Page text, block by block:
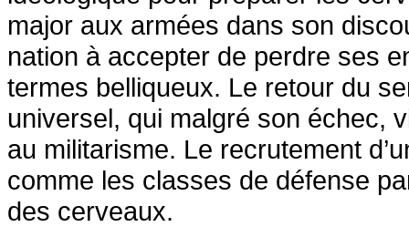
major aux armées dans son
nation à accepter de perdre ses
termes belliqueux. Le retour du
universel, qui malgré son échec,
au militarisme. Le recrutement
comme les classes de défense
des cerveaux.